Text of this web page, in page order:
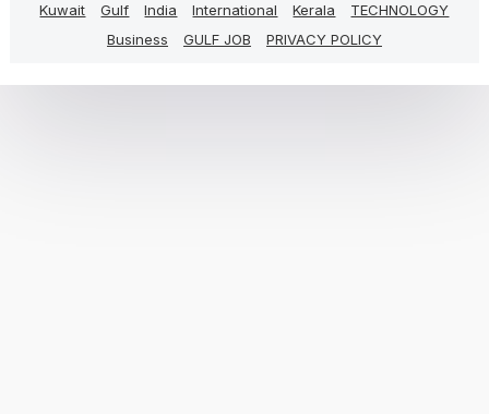
Kuwait
Gulf India International Kerala
TECHNOLOGY
Business
GULF JOB PRIVACY POLICY